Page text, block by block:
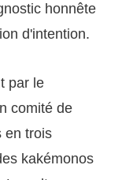
honnête
d'intention.
par le
comité de
en trois
kakémonos